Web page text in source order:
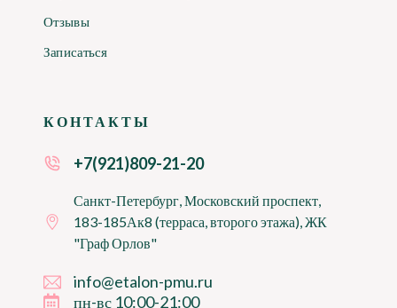
Отзывы
Записаться
КОНТАКТЫ
+7(921)809-21-20
Санкт-Петербург, Московский проспект,
183-185Ак8 (терраса, второго этажа), ЖК
"Граф Орлов"
info@etalon-pmu.ru
пн-вс 10:00-21:00